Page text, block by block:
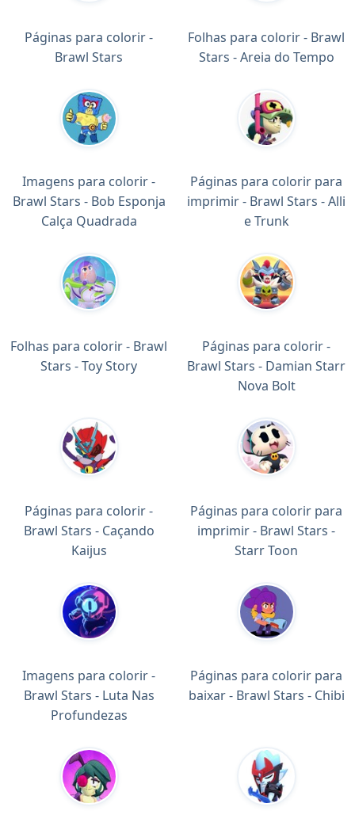
Páginas para colorir -
Brawl Stars
Folhas para colorir - Brawl
Stars - Areia do Tempo
Imagens para colorir -
Brawl Stars - Bob Esponja
Calça Quadrada
Páginas para colorir para
imprimir - Brawl Stars - Alli
e Trunk
Folhas para colorir - Brawl
Stars - Toy Story
Páginas para colorir -
Brawl Stars - Damian Starr
Nova Bolt
Páginas para colorir -
Brawl Stars - Caçando
Kaijus
Páginas para colorir para
imprimir - Brawl Stars -
Starr Toon
Imagens para colorir -
Brawl Stars - Luta Nas
Profundezas
Páginas para colorir para
baixar - Brawl Stars - Chibi